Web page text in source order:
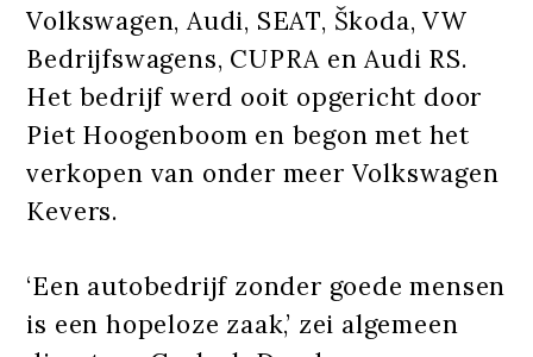
Volkswagen, Audi, SEAT, Škoda, VW
Bedrijfswagens, CUPRA en Audi RS.
Het bedrijf werd ooit opgericht door
Piet Hoogenboom en begon met het
verkopen van onder meer Volkswagen
Kevers.
‘Een autobedrijf zonder goede mensen
is een hopeloze zaak,’ zei algemeen